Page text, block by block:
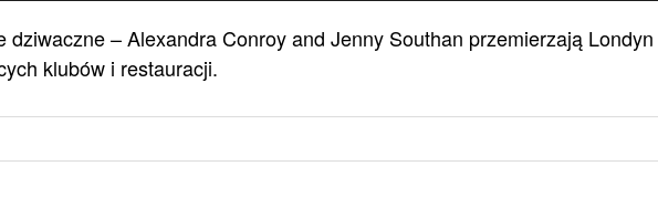
dziwaczne – Alexandra Conroy and Jenny Southan przemierzają Londyn
klubów i restauracji.